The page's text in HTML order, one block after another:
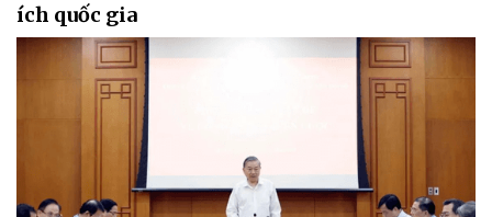
ích quốc gia